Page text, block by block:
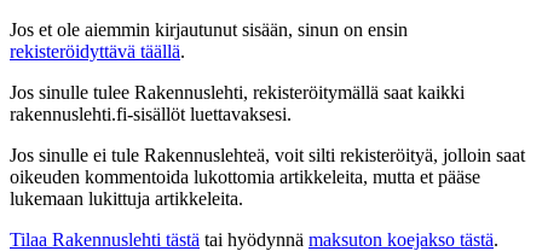
Jos et ole aiemmin kirjautunut sisään, sinun on ensin
rekisteröidyttävä täällä.
Jos sinulle tulee Rakennuslehti, rekisteröitymällä saat kaikki
rakennuslehti.fi-sisällöt luettavaksesi.
Jos sinulle ei tule Rakennuslehteä, voit silti rekisteröityä, jolloin saat
oikeuden kommentoida lukottomia artikkeleita, mutta et pääse
lukemaan lukittuja artikkeleita.
Tilaa Rakennuslehti tästä tai hyödynnä maksuton koejakso tästä.